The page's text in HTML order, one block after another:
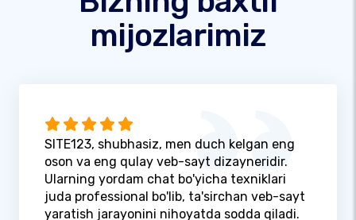
mijozlarimiz
SITE123, shubhasiz, men duch kelgan eng
oson va eng qulay veb-sayt dizayneridir.
Ularning yordam chat bo'yicha texniklari
juda professional bo'lib, ta'sirchan veb-sayt
yaratish jarayonini nihoyatda sodda qiladi.